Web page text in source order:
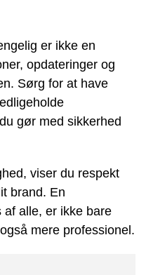
er ikke en
opdateringer og
Sørg for at have
gør med sikkerhed
viser du respekt
brand. En
af alle, er ikke bare
mere professionel.